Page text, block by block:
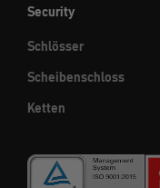
Security
Schlösser
Scheibenschloss
Ketten